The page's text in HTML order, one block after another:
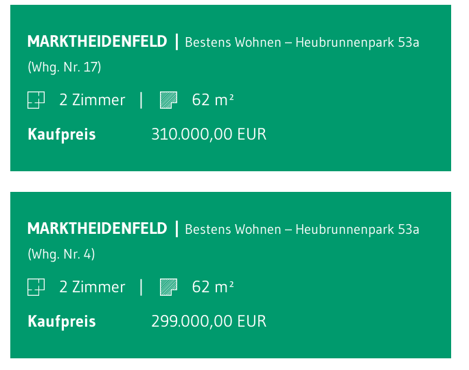
MARKTHEIDENFELD
Bestens Wohnen – Heubrunnenpark 53a
(Whg. Nr. 17)
2 Zimmer
62 m²
Kaufpreis
310.000,00 EUR
MARKTHEIDENFELD
Bestens Wohnen – Heubrunnenpark 53a
(Whg. Nr. 4)
2 Zimmer
62 m²
Kaufpreis
299.000,00 EUR